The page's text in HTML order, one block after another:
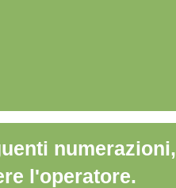
numerazioni,
l'operatore.